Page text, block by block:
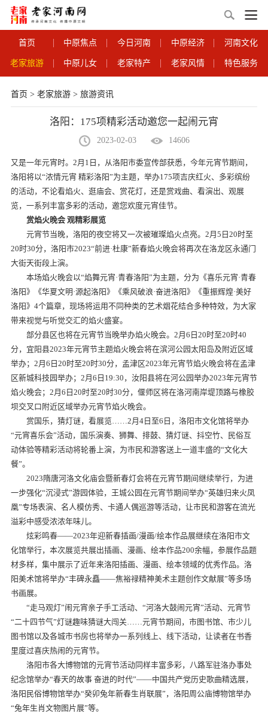
首页 中原焦点 今日河南 中原经济 河南文化
老家旅游 中原儿女 老家特产 老家风情 特色服务
首页 > 老家旅游> 旅游资讯
洛阳：175项精彩活动邀您一起闹元宵
2023-02-03 14606
又是一年元宵时。2月1日，从洛阳市委宣传部获悉，今年元宵节期间，
洛阳将以“浓情元宵 精彩洛阳”为主题，举办175项吉庆红火、多彩缤纷
的活动，不论看焰火、逛庙会、赏花灯，还是赏戏曲、看演出、观展
览，一系列丰富多彩的活动，邀您欢度元宵佳节。
赏焰火晚会 观精彩展览
元宵节当晚，洛阳的夜空将又一次被璀璨焰火点亮。2月5日20时至
20时30分，洛阳市2023“前进·杜康”新春焰火晚会将再次在洛龙区永通门
大街天街段上演。
本场焰火晚会以“焰舞元宵·青春洛阳”为主题，分为《喜乐元宵·青春
洛阳》《华夏文明·源起洛阳》《乘风破浪·奋进洛阳》《重振辉煌·美好
洛阳》4个篇章，现场将运用不同种类的艺术烟花结合多种特效，为大家
带来视觉与听觉交汇的焰火盛宴。
部分县区也将在元宵节当晚举办焰火晚会。2月6日20时至20时40
分，宜阳县2023年元宵节主题焰火晚会将在滨河公园太阳岛及附近区域
举办；2月6日20时至20时30分，孟津区2023年元宵节焰火晚会将在孟津
区新城科技园举办；2月6日19:30，汝阳县将在河公园举办2023年元宵节
焰火晚会；2月6日20时至20时30分，偃师区将在洛河南岸堤顶路与橡胶
坝交叉口附近区域举办元宵节焰火晚会。
赏国乐，猜灯谜，看展览……2月4日至6日，洛阳市文化馆将举办
“元宵喜乐会”活动，国乐演奏、狮舞、排鼓、猜灯谜、抖空竹、民俗互
动体验等精彩活动将轮番上演，为市民和游客送上一道丰盛的“文化大
餐”。
2023隋唐河洛文化庙会暨新春灯会将在元宵节期间继续举行，为进
一步强化“沉浸式”游园体验，王城公园在元宵节期间举办“英雄归来火凤
凰”专场表演、名人模仿秀、卡通人偶巡游等活动，让市民和游客在流光
溢彩中感受浓浓年味儿。
炫彩鸣春——2023年迎新春插画/漫画/绘本作品展继续在洛阳市文
化馆举行，本次展览共展出插画、漫画、绘本作品200余幅，参展作品题
材多样，集中展示了近年来洛阳插画、漫画、绘本领域的优秀作品。洛
阳美术馆将举办“丰碑永矗——焦裕禄精神美术主题创作文献展”等多场
书画展。
“走马观灯”闹元宵亲子手工活动、“河洛大鼓闹元宵”活动、元宵节
“二十四节气”灯谜趣味猜谜大闯关……元宵节期间，市图书馆、市少儿
图书馆以及各城市书房也将举办一系列线上、线下活动，让读者在书香
里度过喜庆热闹的元宵节。
洛阳市各大博物馆的元宵节活动同样丰富多彩，八路军驻洛办事处
纪念馆举办“春天的故事 奋进的时代”——中国共产党历史歌曲精选展，
洛阳民俗博物馆举办“癸卯兔年新春生肖联展”，洛阳周公庙博物馆举办
“兔年生肖文物图片展”等。